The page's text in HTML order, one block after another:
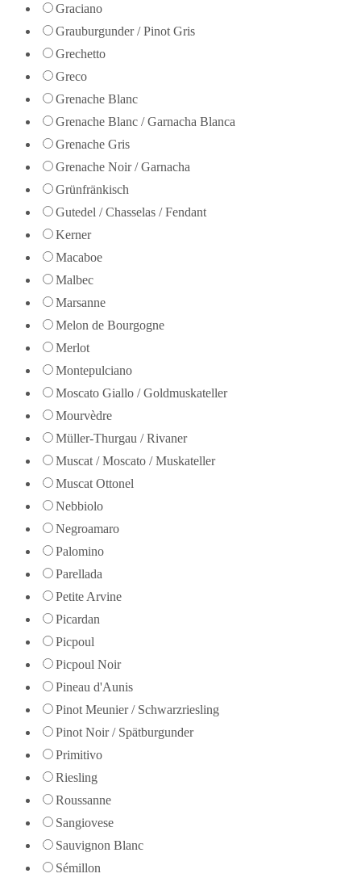
Graciano
Grauburgunder / Pinot Gris
Grechetto
Greco
Grenache Blanc
Grenache Blanc / Garnacha Blanca
Grenache Gris
Grenache Noir / Garnacha
Grünfränkisch
Gutedel / Chasselas / Fendant
Kerner
Macaboe
Malbec
Marsanne
Melon de Bourgogne
Merlot
Montepulciano
Moscato Giallo / Goldmuskateller
Mourvèdre
Müller-Thurgau / Rivaner
Muscat / Moscato / Muskateller
Muscat Ottonel
Nebbiolo
Negroamaro
Palomino
Parellada
Petite Arvine
Picardan
Picpoul
Picpoul Noir
Pineau d'Aunis
Pinot Meunier / Schwarzriesling
Pinot Noir / Spätburgunder
Primitivo
Riesling
Roussanne
Sangiovese
Sauvignon Blanc
Sémillon